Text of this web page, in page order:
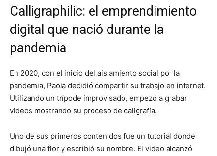
Calligraphilic: el emprendimiento
digital que nació durante la
pandemia
En 2020, con el inicio del aislamiento social por la
pandemia, Paola decidió compartir su trabajo en internet.
Utilizando un trípode improvisado, empezó a grabar
videos mostrando su proceso de caligrafía.
Uno de sus primeros contenidos fue un tutorial donde
dibujó una flor y escribió su nombre. El video alcanzó